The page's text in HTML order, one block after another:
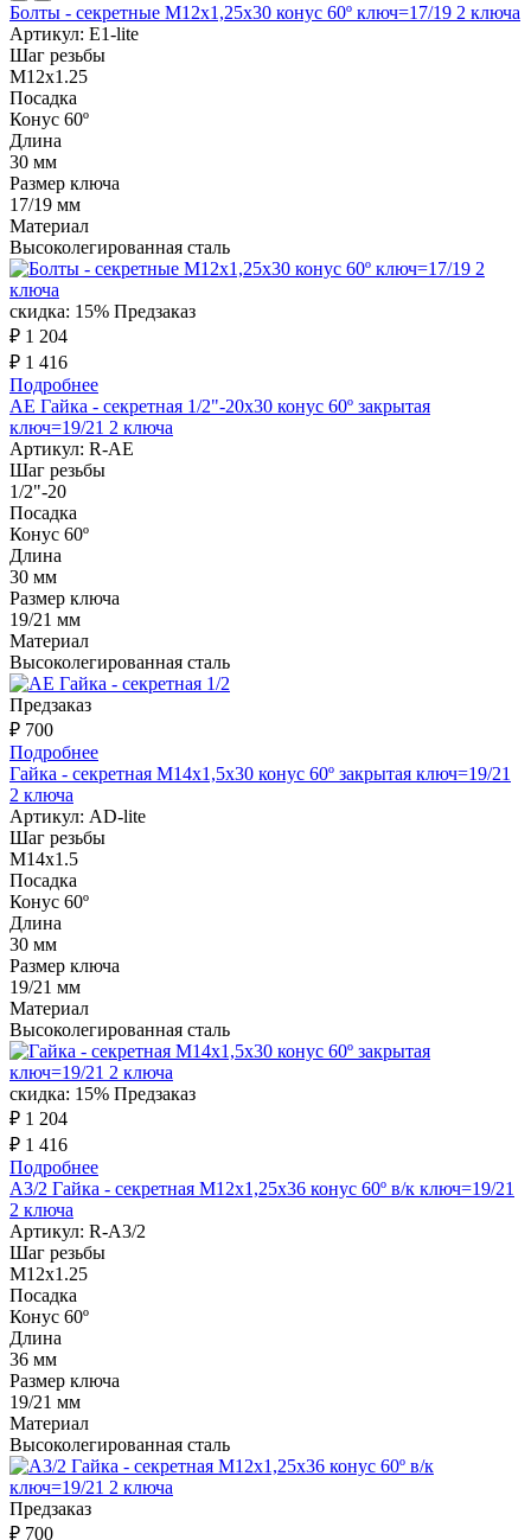
Болты - секретные M12x1,25x30 конус 60º ключ=17/19 2 ключа
Артикул: E1-lite
Шаг резьбы
М12х1.25
Посадка
Конус 60º
Длина
30 мм
Размер ключа
17/19 мм
Материал
Высоколегированная сталь
скидка: 15% Предзаказ
₽ 1 204
₽ 1 416
Подробнее
AE Гайка - секретная 1/2"-20x30 конус 60º закрытая
ключ=19/21 2 ключа
Артикул: R-AE
Шаг резьбы
1/2"-20
Посадка
Конус 60º
Длина
30 мм
Размер ключа
19/21 мм
Материал
Высоколегированная сталь
Предзаказ
₽ 700
Подробнее
Гайка - секретная M14x1,5x30 конус 60º закрытая ключ=19/21
2 ключа
Артикул: AD-lite
Шаг резьбы
М14х1.5
Посадка
Конус 60º
Длина
30 мм
Размер ключа
19/21 мм
Материал
Высоколегированная сталь
скидка: 15% Предзаказ
₽ 1 204
₽ 1 416
Подробнее
A3/2 Гайка - секретная M12x1,25x36 конус 60º в/к ключ=19/21
2 ключа
Артикул: R-A3/2
Шаг резьбы
М12х1.25
Посадка
Конус 60º
Длина
36 мм
Размер ключа
19/21 мм
Материал
Высоколегированная сталь
Предзаказ
₽ 700